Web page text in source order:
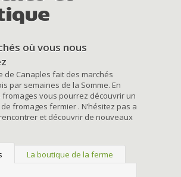
où vous nous
de Canaples fait des marchés
par semaines de la Somme. En
fromages vous pourrez découvrir un
fromages fermier . N’hésitez pas a
et découvrir de nouveaux
La boutique de la ferme